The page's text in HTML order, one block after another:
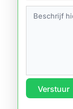
Verstuur